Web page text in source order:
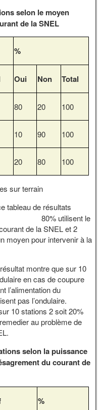
selon le moyen
de la SNEL
%
Oui Non Total
80 20 100
10 90 100
20 80 100
terrain
tableau de résultats
soit 80% utilisent le
de la SNEL et 2
pour intervenir à la
montre que sur 10
en cas de coupure
l’alimentation du
pas l’ondulaire.
10 stations 2 soit 20%
au problème de
selon la puissance
du courant de
%